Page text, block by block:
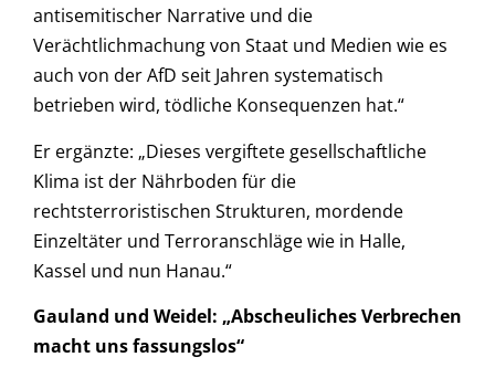
antisemitischer Narrative und die
Verächtlichmachung von Staat und Medien wie es
auch von der AfD seit Jahren systematisch
betrieben wird, tödliche Konsequenzen hat.“
Er ergänzte: „Dieses vergiftete gesellschaftliche
Klima ist der Nährboden für die
rechtsterroristischen Strukturen, mordende
Einzeltäter und Terroranschläge wie in Halle,
Kassel und nun Hanau.“
Gauland und Weidel: „Abscheuliches Verbrechen
macht uns fassungslos“